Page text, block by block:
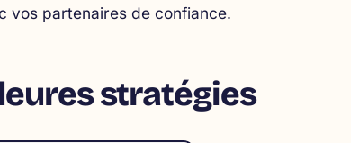
vos partenaires de confiance.
stratégies